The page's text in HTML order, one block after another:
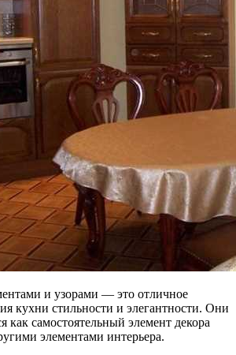
и узорами — это отличное
кухни стильности и элегантности. Они
как самостоятельный элемент декора
элементами интерьера.